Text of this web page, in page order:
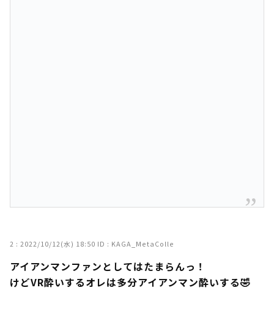
2 : 2022/10/12(水) 18:50 ID : KAGA_MetaColle
アイアンマンファンとしてはたまらんっ！
けどVR酔いするオレは多分アイアンマン酔いする🤣